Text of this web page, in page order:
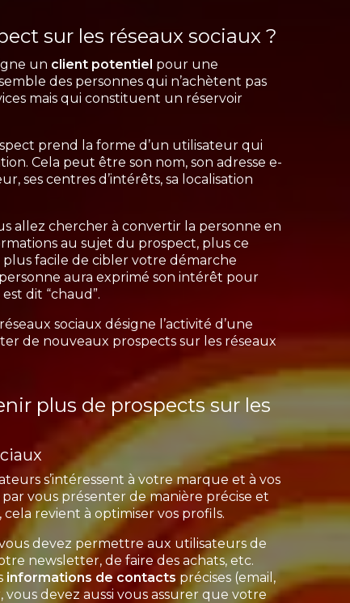
sur les réseaux sociaux ?
un client potentiel pour une
des personnes qui n’achètent pas
mais qui constituent un réservoir
prend la forme d’un utilisateur qui
Cela peut être son nom, son adresse e-
ses centres d’intérêts, sa localisation
allez chercher à convertir la personne en
au sujet du prospect, plus ce
facile de cibler votre démarche
aura exprimé son intérêt pour
dit “chaud”.
sociaux désigne l’activité d’une
de nouveaux prospects sur les réseaux
plus de prospects sur les
s’intéressent à votre marque et à vos
vous présenter de manière précise et
cela revient à optimiser vos profils.
devez permettre aux utilisateurs de
newsletter, de faire des achats, etc.
informations de contacts précises (email,
devez aussi vous assurer que votre